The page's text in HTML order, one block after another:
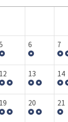
행사갤러리
6 7
12 13 14
19 20 21